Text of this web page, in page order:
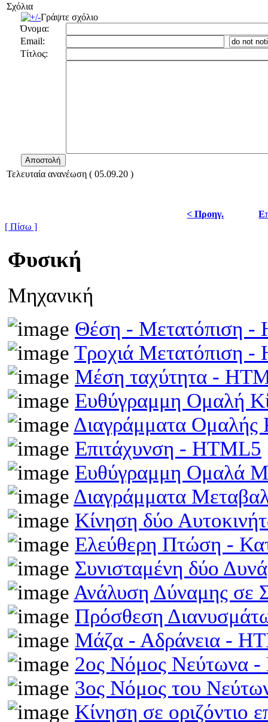
Σχόλια
Γράψτε σχόλιο
Όνομα:
Email:
Τίτλος:
Τελευταία ανανέωση ( 05.09.20 )
< Προηγ.
[ Πίσω ]
Φυσική
Μηχανική
Θέση - Μετατόπιση -
Τροχιά Μετατόπιση -
Μέση ταχύτητα -
Ευθύγραμμη Ομαλή
Διαγράμματα
Επιτάχυνση - HTML5
Ευθύγραμμη Ομαλά
Διαγράμματα
Κίνηση δύο
Ελεύθερη Πτώση -
Συνισταμένη δύο
Ανάλυση Δύναμης σε
Πρόσθεση
Μάζα - Αδράνεια -
2ος Νόμος Νεύτωνα
3ος Νόμος του
Κίνηση σε οριζόντιο